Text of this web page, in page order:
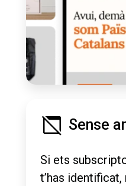
Sense
Si ets
t’has identificat,